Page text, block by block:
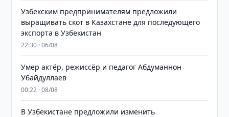
Узбекским предпринимателям предложили
выращивать скот в Казахстане для последующего
экспорта в Узбекистан
22:30 · 06/08
Умер актёр, режиссёр и педагог Абдуманнон
Убайдуллаев
00:22 · 08/08
В Узбекистане предложили изменить